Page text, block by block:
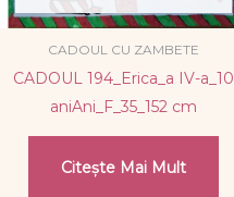
CADOUL CU ZAMBETE
CADOUL 194_Erica_a IV-a_10
aniAni_F_35_152 cm
Citește Mai Mult